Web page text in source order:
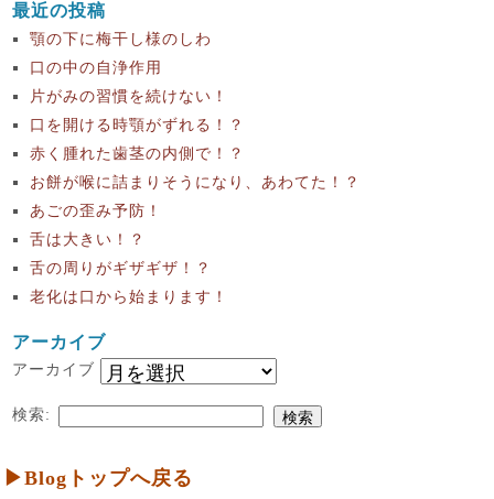
最近の投稿
顎の下に梅干し様のしわ
口の中の自浄作用
片がみの習慣を続けない！
口を開ける時顎がずれる！？
赤く腫れた歯茎の内側で！？
お餅が喉に詰まりそうになり、あわてた！？
あごの歪み予防！
舌は大きい！？
舌の周りがギザギザ！？
老化は口から始まります！
アーカイブ
アーカイブ
検索:
▶Blogトップへ戻る